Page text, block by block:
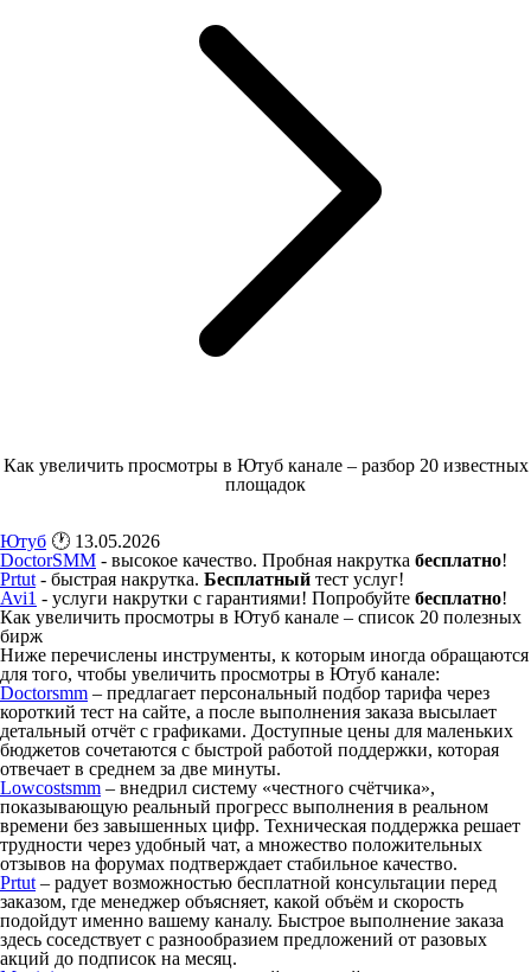
Как увеличить просмотры в Ютуб канале – разбор 20 известных
площадок
Ютуб 🕐 13.05.2026
DoctorSMM - высокое качество. Пробная накрутка бесплатно!
Prtut - быстрая накрутка. Бесплатный тест услуг!
Avi1 - услуги накрутки с гарантиями! Попробуйте бесплатно!
Как увеличить просмотры в Ютуб канале – список 20 полезных
бирж
Ниже перечислены инструменты, к которым иногда обращаются
для того, чтобы увеличить просмотры в Ютуб канале:
Doctorsmm – предлагает персональный подбор тарифа через
короткий тест на сайте, а после выполнения заказа высылает
детальный отчёт с графиками. Доступные цены для маленьких
бюджетов сочетаются с быстрой работой поддержки, которая
отвечает в среднем за две минуты.
Lowcostsmm – внедрил систему «честного счётчика»,
показывающую реальный прогресс выполнения в реальном
времени без завышенных цифр. Техническая поддержка решает
трудности через удобный чат, а множество положительных
отзывов на форумах подтверждает стабильное качество.
Prtut – радует возможностью бесплатной консультации перед
заказом, где менеджер объясняет, какой объём и скорость
подойдут именно вашему каналу. Быстрое выполнение заказа
здесь соседствует с разнообразием предложений от разовых
акций до подписок на месяц.